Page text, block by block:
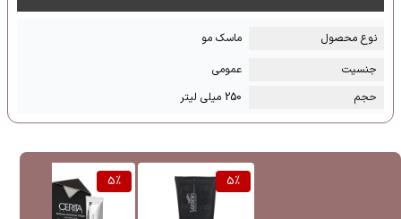
نوع محصول
ماسک مو
جنسیت
عمومی
حجم
250 میلی لیتر
5%
5%